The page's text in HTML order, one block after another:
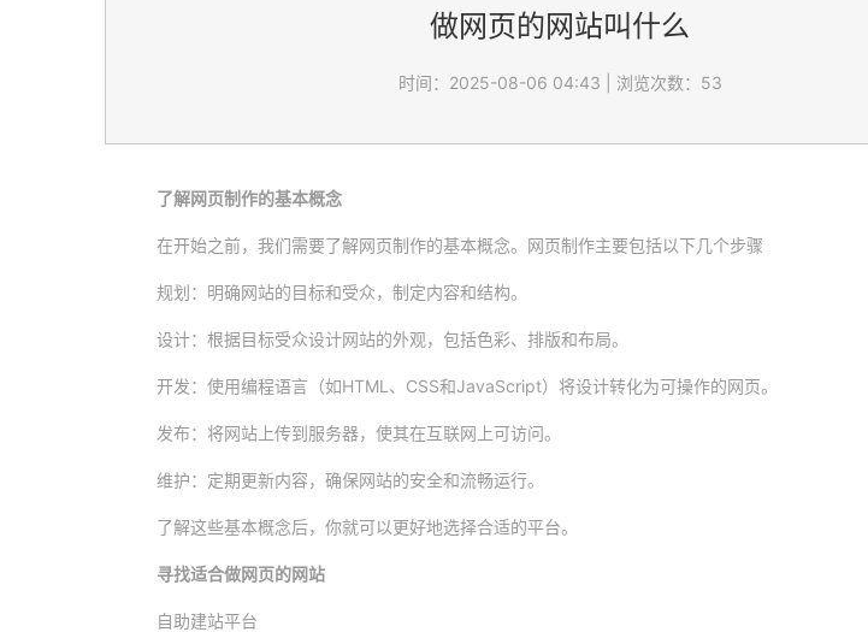
做网页的网站叫什么
时间：2025-08-06 04:43 浏览次数：53
了解网页制作的基本概念
在开始之前，我们需要了解网页制作的基本概念。网页制作主要包括以下几个步骤
规划：明确网站的目标和受众，制定内容和结构。
设计：根据目标受众设计网站的外观，包括色彩、排版和布局。
开发：使用编程语言（如HTML、CSS和JavaScript）将设计转化为可操作的网页。
发布：将网站上传到服务器，使其在互联网上可访问。
维护：定期更新内容，确保网站的安全和流畅运行。
了解这些基本概念后，你就可以更好地选择合适的平台。
寻找适合做网页的网站
自助建站平台